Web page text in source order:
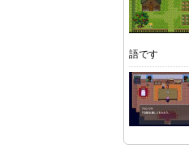
語です